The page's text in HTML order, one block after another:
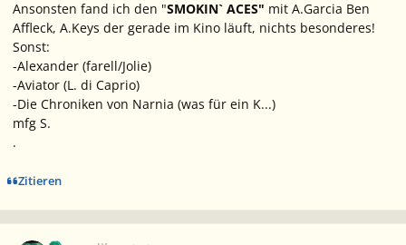
Ansonsten fand ich den "SMOKIN` ACES" mit A.Garcia Ben
Affleck, A.Keys der gerade im Kino läuft, nichts besonderes!
Sonst:
-Alexander (farell/Jolie)
-Aviator (L. di Caprio)
-Die Chroniken von Narnia (was für ein K...)
mfg S.
.
Zitieren